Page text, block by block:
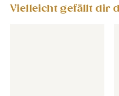
Vielleicht gefällt dir